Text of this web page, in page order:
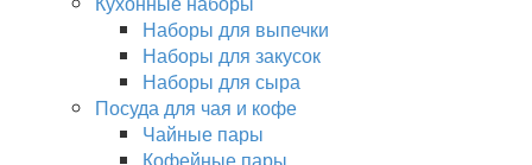
Наборы для выпечки
Наборы для закусок
Наборы для сыра
Посуда для чая и кофе
Чайные пары